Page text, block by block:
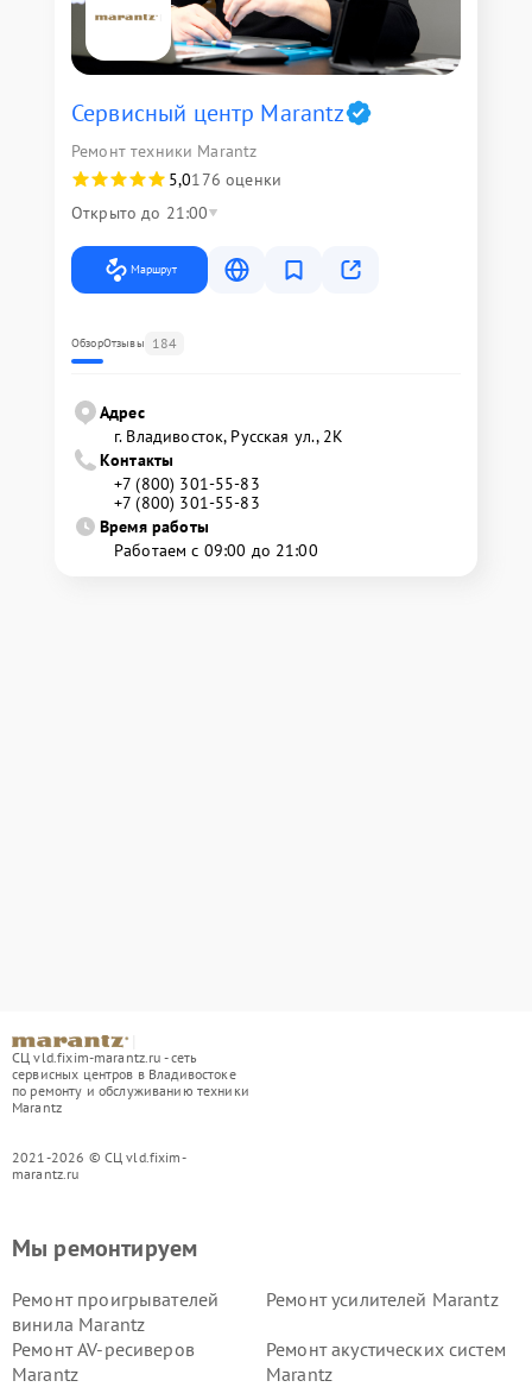
Сервисный центр Marantz
Ремонт техники Marantz
5,0176 оценки
Открыто до 21:00
Маршрут
ОбзорОтзывы 184
Адрес
г. Владивосток, Русская ул., 2К
Контакты
+7 (800) 301-55-83
+7 (800) 301-55-83
Время работы
Работаем с 09:00 до 21:00
СЦ vld.fixim-marantz.ru - сеть
сервисных центров в Владивостоке
по ремонту и обслуживанию техники
Marantz
2021-2026 © СЦ vld.fixim-
marantz.ru
Мы ремонтируем
Ремонт проигрывателей
винила Marantz
Ремонт усилителей Marantz
Ремонт AV-ресиверов
Marantz
Ремонт акустических систем
Marantz